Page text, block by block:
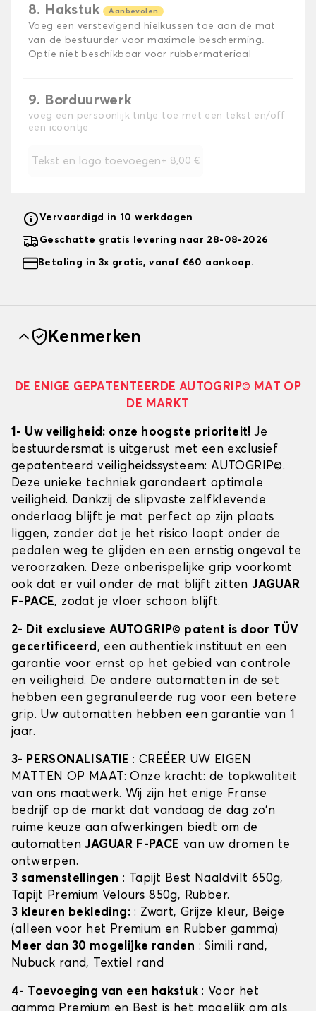
8. Hakstuk Aanbevolen
Voeg een verstevigend hielkussen toe aan de mat
van de bestuurder voor maximale bescherming.
Optie niet beschikbaar voor rubbermateriaal
9. Borduurwerk
voeg een persoonlijk tintje toe met een tekst en/off
een icoontje
Tekst en logo toevoegen+ 8,00 €
Vervaardigd in 10 werkdagen
Geschatte gratis levering naar 28-08-2026
Betaling in 3x gratis, vanaf €60 aankoop.
Kenmerken
DE ENIGE GEPATENTEERDE AUTOGRIP© MAT OP
DE MARKT
1- Uw veiligheid: onze hoogste prioriteit!Je
bestuurdersmat is uitgerust met een exclusief
gepatenteerd veiligheidssysteem: AUTOGRIP©.
Deze unieke techniek garandeert optimale
veiligheid. Dankzij de slipvaste zelfklevende
onderlaag blijft je mat perfect op zijn plaats
liggen, zonder dat je het risico loopt onder de
pedalen weg te glijden en een ernstig ongeval te
veroorzaken. Deze onberispelijke grip voorkomt
ook dat er vuil onder de mat blijft zittenJAGUAR
F-PACE, zodat je vloer schoon blijft.
2- Dit exclusieve AUTOGRIP© patent is door TÜV
gecertificeerd, een authentiek instituut en een
garantie voor ernst op het gebied van controle
en veiligheid. De andere automatten in de set
hebben een gegranuleerde rug voor een betere
grip. Uw automatten hebben een garantie van 1
jaar.
3- PERSONALISATIE: CREËER UW EIGEN
MATTEN OP MAAT: Onze kracht: de topkwaliteit
van ons maatwerk. Wij zijn het enige Franse
bedrijf op de markt dat vandaag de dag zo'n
ruime keuze aan afwerkingen biedt om de
automattenJAGUAR F-PACE van uw dromen te
ontwerpen.
3 samenstellingen : Tapijt Best Naaldvilt 650g,
Tapijt Premium Velours 850g, Rubber.
3 kleuren bekleding: : Zwart, Grijze kleur, Beige
(alleen voor het Premium en Rubber gamma)
Meer dan 30 mogelijke randen : Simili rand,
Nubuck rand, Textiel rand
4- Toevoeging van een hakstuk : Voor het